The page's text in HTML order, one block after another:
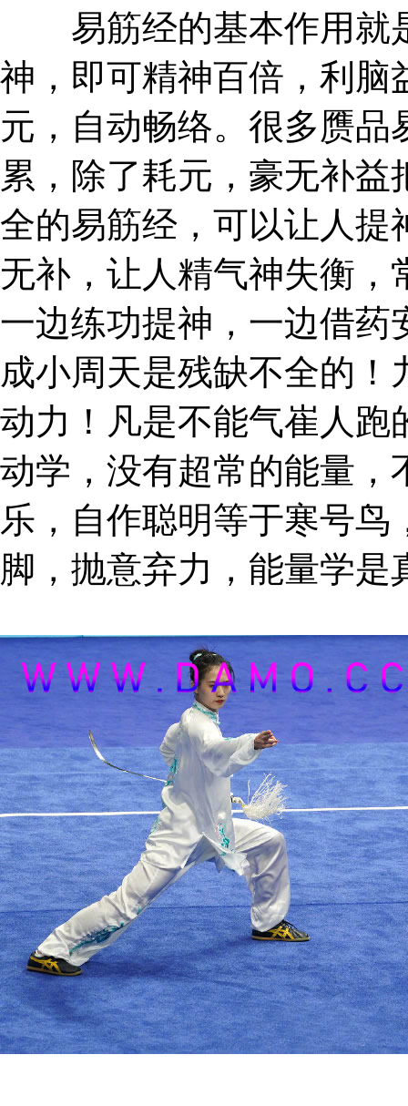
易筋经的基本作用就
神，即可精神百倍，利脑
元，自动畅络。很多赝
累，除了耗元，豪无补
全的易筋经，可以让人提
无补，让人精气神失衡
一边练功提神，一边借药
成小周天是残缺不全的
动力！凡是不能气崔人跑
动学，没有超常的能量，
乐，自作聪明等于寒号
脚，抛意弃力，能量学是